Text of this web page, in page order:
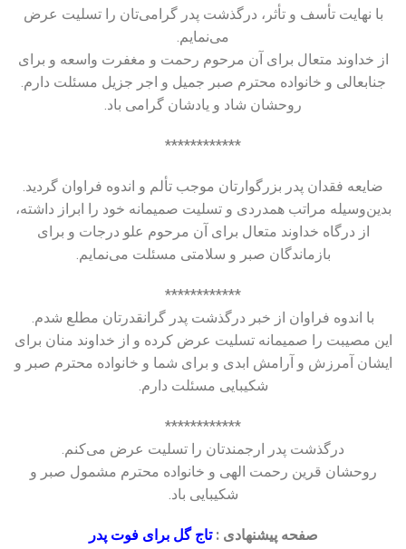
با نهایت تأسف و تأثر، درگذشت پدر گرامی‌تان را تسلیت عرض
می‌نمایم.
از خداوند متعال برای آن مرحوم رحمت و مغفرت واسعه و برای
جنابعالی و خانواده محترم صبر جمیل و اجر جزیل مسئلت دارم.
روحشان شاد و یادشان گرامی باد.
************
ضایعه فقدان پدر بزرگوارتان موجب تألم و اندوه فراوان گردید.
بدین‌وسیله مراتب همدردی و تسلیت صمیمانه خود را ابراز داشته،
از درگاه خداوند متعال برای آن مرحوم علو درجات و برای
بازماندگان صبر و سلامتی مسئلت می‌نمایم.
************
با اندوه فراوان از خبر درگذشت پدر گرانقدرتان مطلع شدم.
این مصیبت را صمیمانه تسلیت عرض کرده و از خداوند منان برای
ایشان آمرزش و آرامش ابدی و برای شما و خانواده محترم صبر و
شکیبایی مسئلت دارم.
************
درگذشت پدر ارجمندتان را تسلیت عرض می‌کنم.
روحشان قرین رحمت الهی و خانواده محترم مشمول صبر و
شکیبایی باد.
صفحه پیشنهادی :تاج گل برای فوت پدر